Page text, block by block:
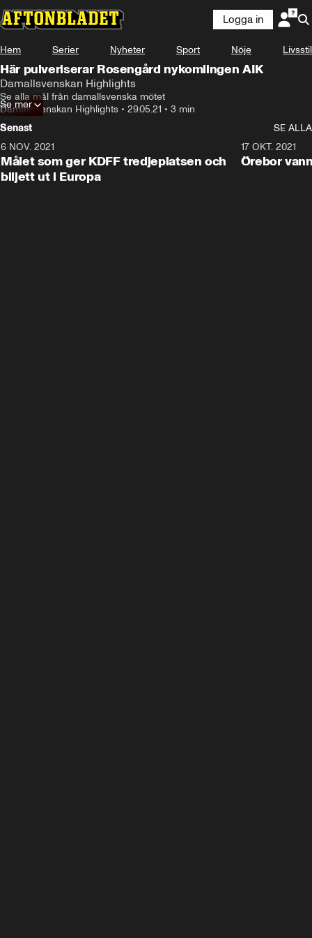
Logga in
Hem Serier Nyheter Sport Nöje Livsstil
Här pulveriserar Rosengård nykomlingen AIK
Damallsvenskan Highlights
Se alla mål från damallsvenska mötet
Damallsvenskan Highlights • 29.05.21 • 3 min
Se mer
Senast
SE ALLA
6 NOV. 2021
Målet som ger KDFF tredjeplatsen och
biljett ut i Europa
17 OKT. 2021
Örebor